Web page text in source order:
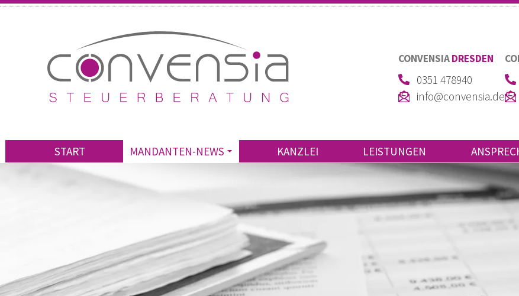
CONVENSIADRESDEN
0351 478940
info@convensia.de
START MANDANTEN-NEWS KANZLEI LEISTUNGEN